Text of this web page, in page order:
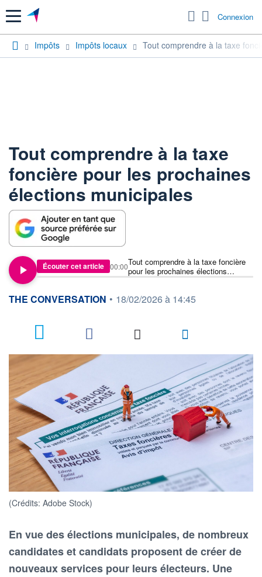
Menu Connexion
Impôts Impôts locaux Tout comprendre à la taxe
Tout comprendre à la taxe
foncière pour les prochaines
élections municipales
Écouter cet article
Tout comprendre à la taxe foncière
pour les prochaines élections
municipales
00:00
information fournie par
THE CONVERSATION • 18/02/2026 à 14:45
(Crédits: Adobe Stock)
En vue des élections municipales, de nombreux
candidates et candidats proposent de créer de
nouveaux services pour leurs électeurs. Une